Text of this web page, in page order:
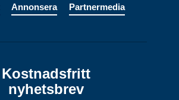
Annonsera Partnermedia
Kostnadsfritt
nyhetsbrev